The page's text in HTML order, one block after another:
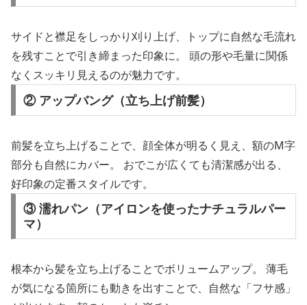
サイドと襟足をしっかり刈り上げ、トップに自然な毛流れ
を残すことで引き締まった印象に。 頭の形や毛量に関係
なくスッキリ見えるのが魅力です。
② アップバング（立ち上げ前髪）
前髪を立ち上げることで、顔全体が明るく見え、額のM字
部分も自然にカバー。 おでこが広くても清潔感が出る、
好印象の定番スタイルです。
③ 濡れパン（アイロンを使ったナチュラルパー
マ）
根本から髪を立ち上げることでボリュームアップ。 薄毛
が気になる箇所にも動きを出すことで、自然な「フサ感」